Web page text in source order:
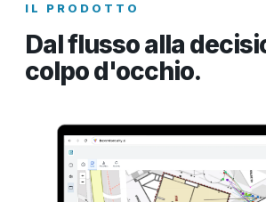
IL PRODOTTO
Dal flusso alla
colpo d'occhio.